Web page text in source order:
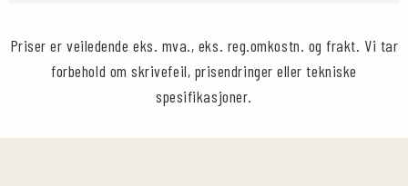
Priser er veiledende eks. mva., eks. reg.omkostn. og frakt. Vi tar
forbehold om skrivefeil, prisendringer eller tekniske
spesifikasjoner.